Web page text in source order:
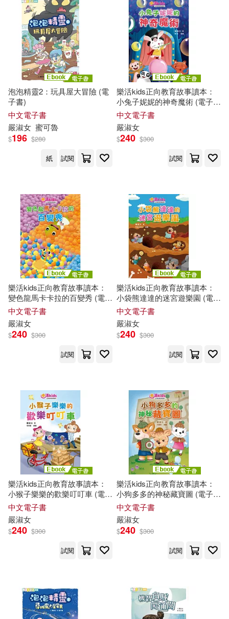
泡泡精靈2：玩具屋大冒險 (電
子書)
中文電子書
嚴淑女 蜜可魯
$196 $280
紙
試閱
樂活kids正向教育故事讀本：
小兔子妮妮的神奇魔術 (電子
書)
中文電子書
嚴淑女
$240 $300
試閱
樂活kids正向教育故事讀本：
變色龍馬卡卡拉的百變秀 (電子
書)
中文電子書
嚴淑女
$240 $300
試閱
樂活kids正向教育故事讀本：
小袋熊達達的迷宮遊樂園 (電子
書)
中文電子書
嚴淑女
$240 $300
試閱
樂活kids正向教育故事讀本：
小猴子樂樂的歡樂叮叮車 (電子
書)
中文電子書
嚴淑女
$240 $300
試閱
樂活kids正向教育故事讀本：
小狗多多的神秘藏寶圖 (電子
書)
中文電子書
嚴淑女
$240 $300
試閱